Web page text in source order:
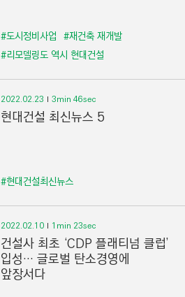
#도시정비사업 #재건축 재개발
#리모델링도 역시 현대건설
2022.02.23 3min 46sec
현대건설 최신뉴스 5
#현대건설최신뉴스
2022.02.10 1min 23sec
건설사 최초 ‘CDP 플래티넘 클럽’
입성··· 글로벌 탄소경영에
앞장서다